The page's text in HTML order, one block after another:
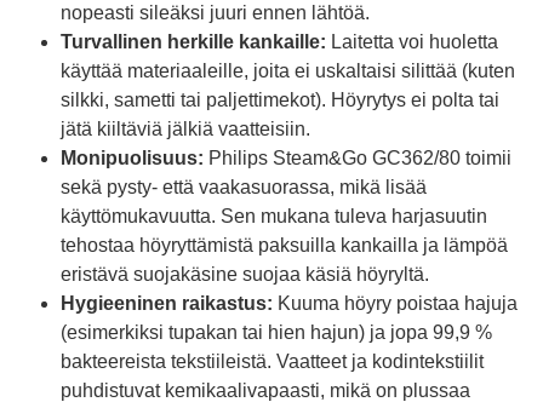
nopeasti sileäksi juuri ennen lähtöä.
Turvallinen herkille kankaille: Laitetta voi huoletta
käyttää materiaaleille, joita ei uskaltaisi silittää (kuten
silkki, sametti tai paljettimekot). Höyrytys ei polta tai
jätä kiiltäviä jälkiä vaatteisiin.
Monipuolisuus: Philips Steam&Go GC362/80 toimii
sekä pysty- että vaakasuorassa, mikä lisää
käyttömukavuutta. Sen mukana tuleva harjasuutin
tehostaa höyryttämistä paksuilla kankailla ja lämpöä
eristävä suojakäsine suojaa käsiä höyryltä.
Hygieeninen raikastus: Kuuma höyry poistaa hajuja
(esimerkiksi tupakan tai hien hajun) ja jopa 99,9 %
bakteereista tekstiileistä. Vaatteet ja kodintekstiilit
puhdistuvat kemikaalivapaasti, mikä on plussaa